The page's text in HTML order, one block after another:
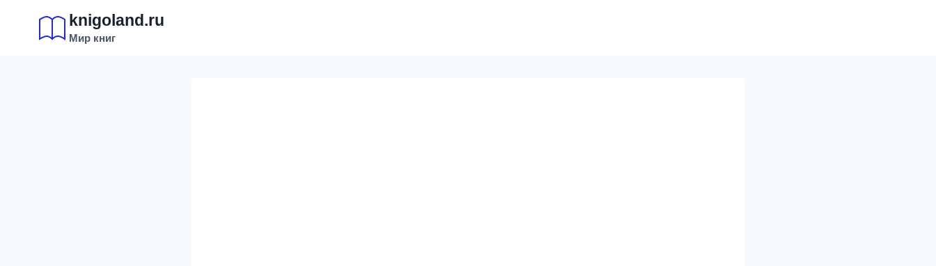
содержимому
knigoland.ru
Мир книг